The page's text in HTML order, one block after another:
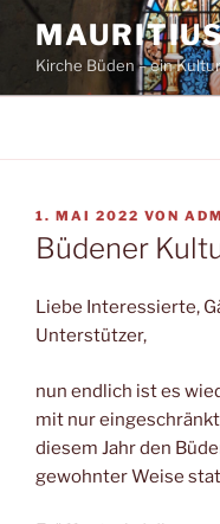
Zum
Inhalt
springenKirche Büden – ein
VERÖFFENTLICHT
AM
1. MAI 2022 VON
Büdener
Liebe Interessierte,
Unterstützer,
nun endlich ist es
mit nur
diesem Jahr den
gewohnter Weise